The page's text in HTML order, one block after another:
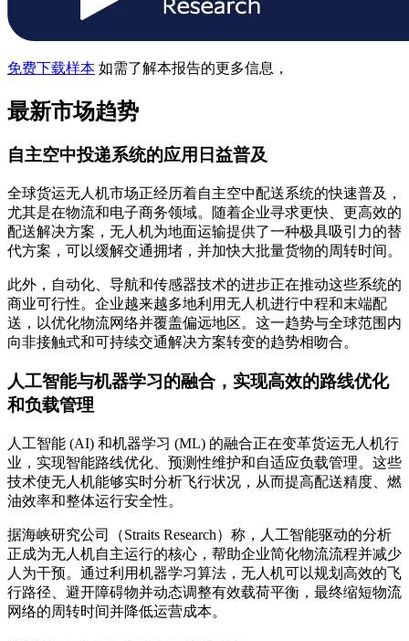
免费下载样本 如需了解本报告的更多信息，
最新市场趋势
自主空中投递系统的应用日益普及
全球货运无人机市场正经历着自主空中配送系统的快速普及，
尤其是在物流和电子商务领域。随着企业寻求更快、更高效的
配送解决方案，无人机为地面运输提供了一种极具吸引力的替
代方案，可以缓解交通拥堵，并加快大批量货物的周转时间。
此外，自动化、导航和传感器技术的进步正在推动这些系统的
商业可行性。企业越来越多地利用无人机进行中程和末端配
送，以优化物流网络并覆盖偏远地区。这一趋势与全球范围内
向非接触式和可持续交通解决方案转变的趋势相吻合。
人工智能与机器学习的融合，实现高效的路线优化
和负载管理
人工智能 (AI) 和机器学习 (ML) 的融合正在变革货运无人机行
业，实现智能路线优化、预测性维护和自适应负载管理。这些
技术使无人机能够实时分析飞行状况，从而提高配送精度、燃
油效率和整体运行安全性。
据海峡研究公司（Straits Research）称，人工智能驱动的分析
正成为无人机自主运行的核心，帮助企业简化物流流程并减少
人为干预。通过利用机器学习算法，无人机可以规划高效的飞
行路径、避开障碍物并动态调整有效载荷平衡，最终缩短物流
网络的周转时间并降低运营成本。